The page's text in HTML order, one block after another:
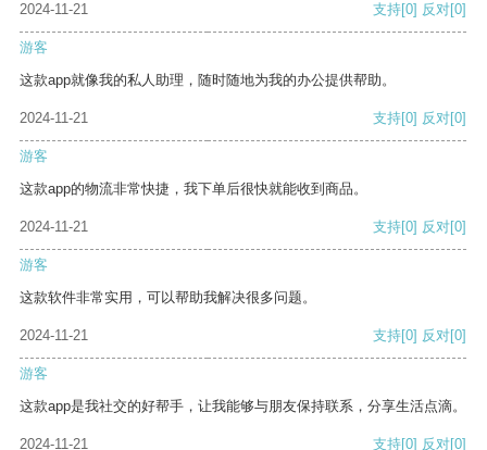
2024-11-21 支持[0] 反对[0]
游客
这款app就像我的私人助理，随时随地为我的办公提供帮助。
2024-11-21 支持[0] 反对[0]
游客
这款app的物流非常快捷，我下单后很快就能收到商品。
2024-11-21 支持[0] 反对[0]
游客
这款软件非常实用，可以帮助我解决很多问题。
2024-11-21 支持[0] 反对[0]
游客
这款app是我社交的好帮手，让我能够与朋友保持联系，分享生活点滴。
2024-11-21 支持[0] 反对[0]